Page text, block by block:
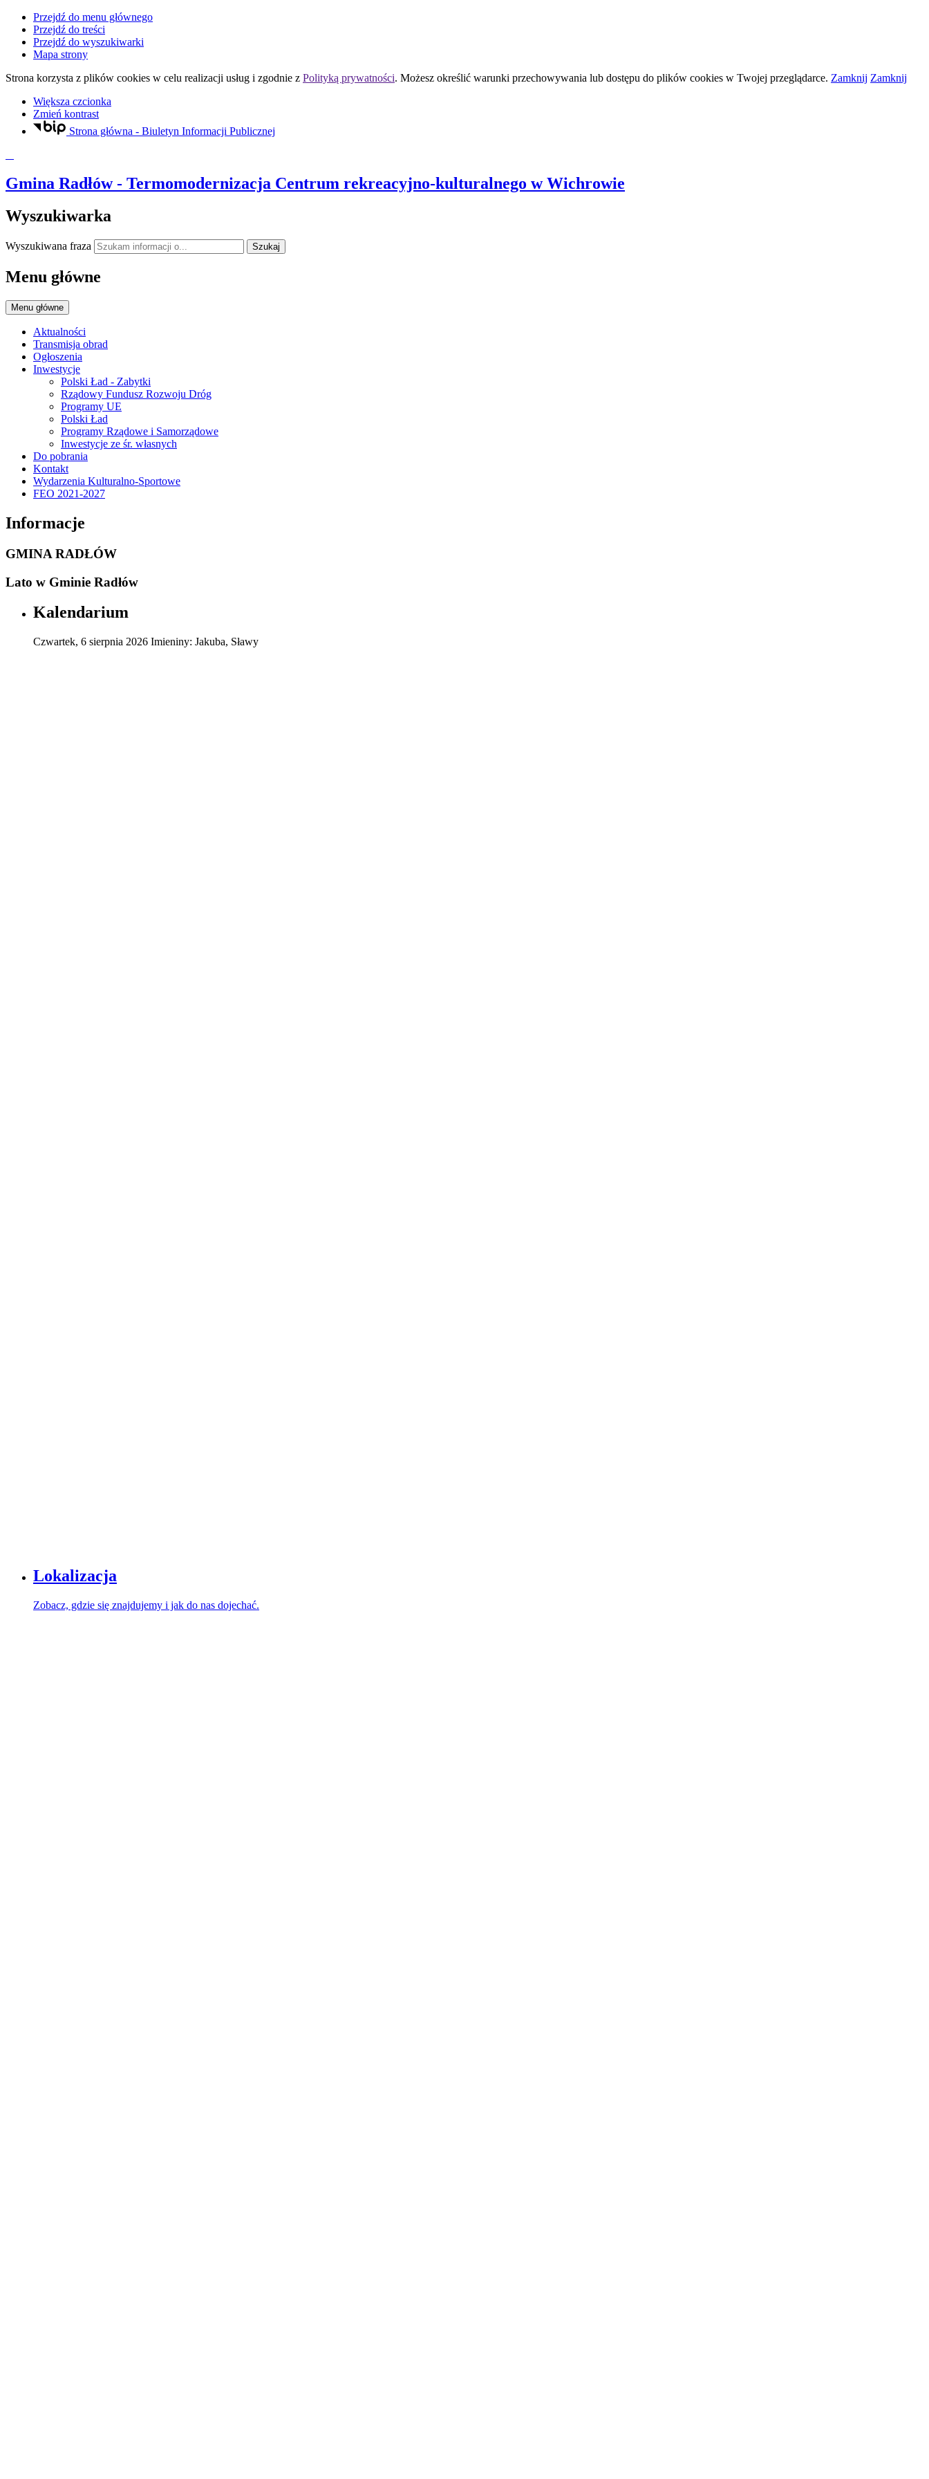
Przejdź do menu głównego
Przejdź do treści
Przejdź do wyszukiwarki
Mapa strony
Strona korzysta z plików cookies w celu realizacji usług i zgodnie z Polityką prywatności. Możesz określić warunki przechowywania lub dostępu do plików cookies w Twojej przeglądarce. Zamknij Zamknij
Większa czcionka
Zmień kontrast
Strona główna - Biuletyn Informacji Publicznej
Gmina Radłów- Termomodernizacja Centrum rekreacyjno-kulturalnego w Wichrowie
Wyszukiwarka
Wyszukiwana fraza Szukaj
Menu główne
Menu główne
Aktualności
Transmisja obrad
Ogłoszenia
Inwestycje
Polski Ład - Zabytki
Rządowy Fundusz Rozwoju Dróg
Programy UE
Polski Ład
Programy Rządowe i Samorządowe
Inwestycje ze śr. własnych
Do pobrania
Kontakt
Wydarzenia Kulturalno-Sportowe
FEO 2021-2027
Informacje
GMINA RADŁÓW
Lato w Gminie Radłów
Kalendarium
Czwartek, 6 sierpnia 2026 Imieniny: Jakuba, Sławy
Lokalizacja
Zobacz, gdzie się znajdujemy i jak do nas dojechać.